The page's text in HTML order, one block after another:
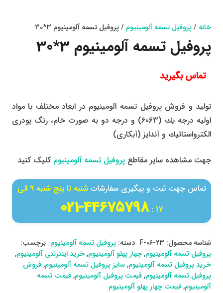
خانه /پروفیل تسمه آلومینیوم / پروفیل تسمه آلومینیوم 3*30
پروفیل تسمه آلومینیوم 3*30
تماس بگیرید
تولید و فروش پروفیل تسمه آلومينيوم در ابعاد مختلف با مواد
اولیه درجه یك (6063) و درجه دو به صورت خام، رنگ پودری
الكترواستاتیك و آندایز (آبکاری)
جهت مشاهده سایر مقاطع پروفیل تسمه آلومینیوم کلیک کنید
تماس جهت ثبت و پیگیری سفارشات
شنبه تا پنج شنبه 9 الی
17
:
44675798-021
شناسه محصول: F-06-23 دسته: پروفیل تسمه آلومینیوم برچسب:
پروفیل تسمه آلومینیوم,چهار پهلو آلومینیوم,خرید اینترنتی آلومینیوم,
خرید پروفیل تسمه آلومینیوم,سایز پروفیل تسمه آلومینیوم,فروش
پروفیل تسمه آلومینیوم,قیمت پروفیل آلومینیوم,قیمت تسمه
آلومینیوم,قیمت چهار پهلو آلومینیوم